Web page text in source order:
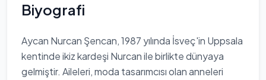
Biyografi
Aycan Nurcan Şencan, 1987 yılında İsveç'in Uppsala
kentinde ikiz kardeşi Nurcan ile birlikte dünyaya
gelmiştir. Aileleri, moda tasarımcısı olan anneleri